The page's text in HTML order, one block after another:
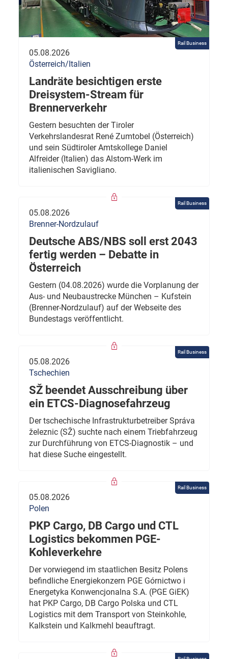
Rail Business
05.08.2026
Österreich/Italien
Landräte besichtigen erste
Dreisystem-Stream für
Brennerverkehr
Gestern besuchten der Tiroler
Verkehrslandesrat René Zumtobel (Österreich)
und sein Südtiroler Amtskollege Daniel
Alfreider (Italien) das Alstom-Werk im
italienischen Savigliano.
Rail Business
05.08.2026
Brenner-Nordzulauf
Deutsche ABS/NBS soll erst 2043
fertig werden – Debatte in
Österreich
Gestern (04.08.2026) wurde die Vorplanung der
Aus- und Neubaustrecke München – Kufstein
(Brenner-Nordzulauf) auf der Webseite des
Bundestags veröffentlicht.
Rail Business
05.08.2026
Tschechien
SŽ beendet Ausschreibung über
ein ETCS-Diagnosefahrzeug
Der tschechische Infrastrukturbetreiber Správa
železnic (SŽ) suchte nach einem Triebfahrzeug
zur Durchführung von ETCS-Diagnostik – und
hat diese Suche eingestellt.
Rail Business
05.08.2026
Polen
PKP Cargo, DB Cargo und CTL
Logistics bekommen PGE-
Kohleverkehre
Der vorwiegend im staatlichen Besitz Polens
befindliche Energiekonzern PGE Górnictwo i
Energetyka Konwencjonalna S.A. (PGE GiEK)
hat PKP Cargo, DB Cargo Polska und CTL
Logistics mit dem Transport von Steinkohle,
Kalkstein und Kalkmehl beauftragt.